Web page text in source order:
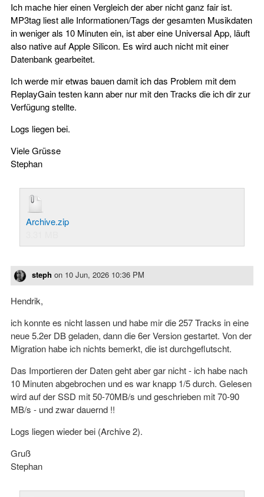
Ich mache hier einen Vergleich der aber nicht ganz fair ist.
MP3tag liest alle Informationen/Tags der gesamten Musikdaten
in weniger als 10 Minuten ein, ist aber eine Universal App, läuft
also native auf Apple Silicon. Es wird auch nicht mit einer
Datenbank gearbeitet.
Ich werde mir etwas bauen damit ich das Problem mit dem
ReplayGain testen kann aber nur mit den Tracks die ich dir zur
Verfügung stellte.
Logs liegen bei.
Viele Grüsse
Stephan
Archive.zip
steph on 10 Jun, 2026 10:36 PM
Hendrik,
ich konnte es nicht lassen und habe mir die 257 Tracks in eine
neue 5.2er DB geladen, dann die 6er Version gestartet. Von der
Migration habe ich nichts bemerkt, die ist durchgeflutscht.
Das Importieren der Daten geht aber gar nicht - ich habe nach
10 Minuten abgebrochen und es war knapp 1/5 durch. Gelesen
wird auf der SSD mit 50-70MB/s und geschrieben mit 70-90
MB/s - und zwar dauernd !!
Logs liegen wieder bei (Archive 2).
Gruß
Stephan